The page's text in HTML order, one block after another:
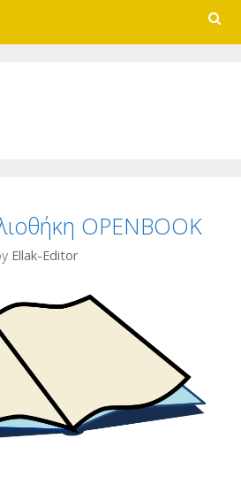
Search
OPENBOOK
Ellak-Editor